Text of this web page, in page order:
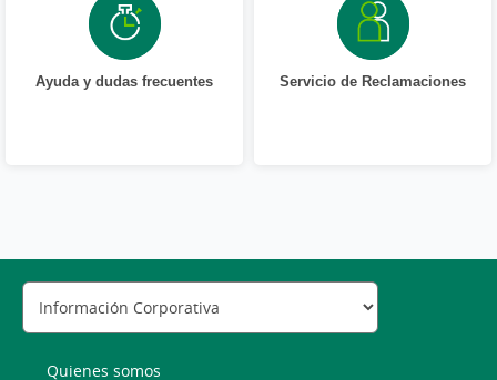
Ayuda y dudas frecuentes Servicio de Reclamaciones
Quienes somos